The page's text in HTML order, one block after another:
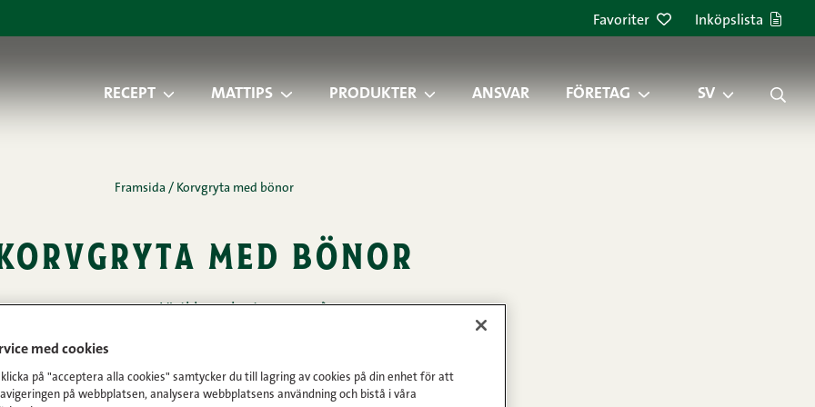
Favoriter Inköpslista
RECEPT MATTIPS PRODUKTER ANSVAR FÖRETAG SV
Framsida / Korvgryta med bönor
med bönor
05.04.2013 • Lästid: 1 minuter
med cookies
på "acceptera alla cookies" samtycker du till lagring av cookies på din enhet för att
på webbplatsen, analysera webbplatsens användning och bistå i våra